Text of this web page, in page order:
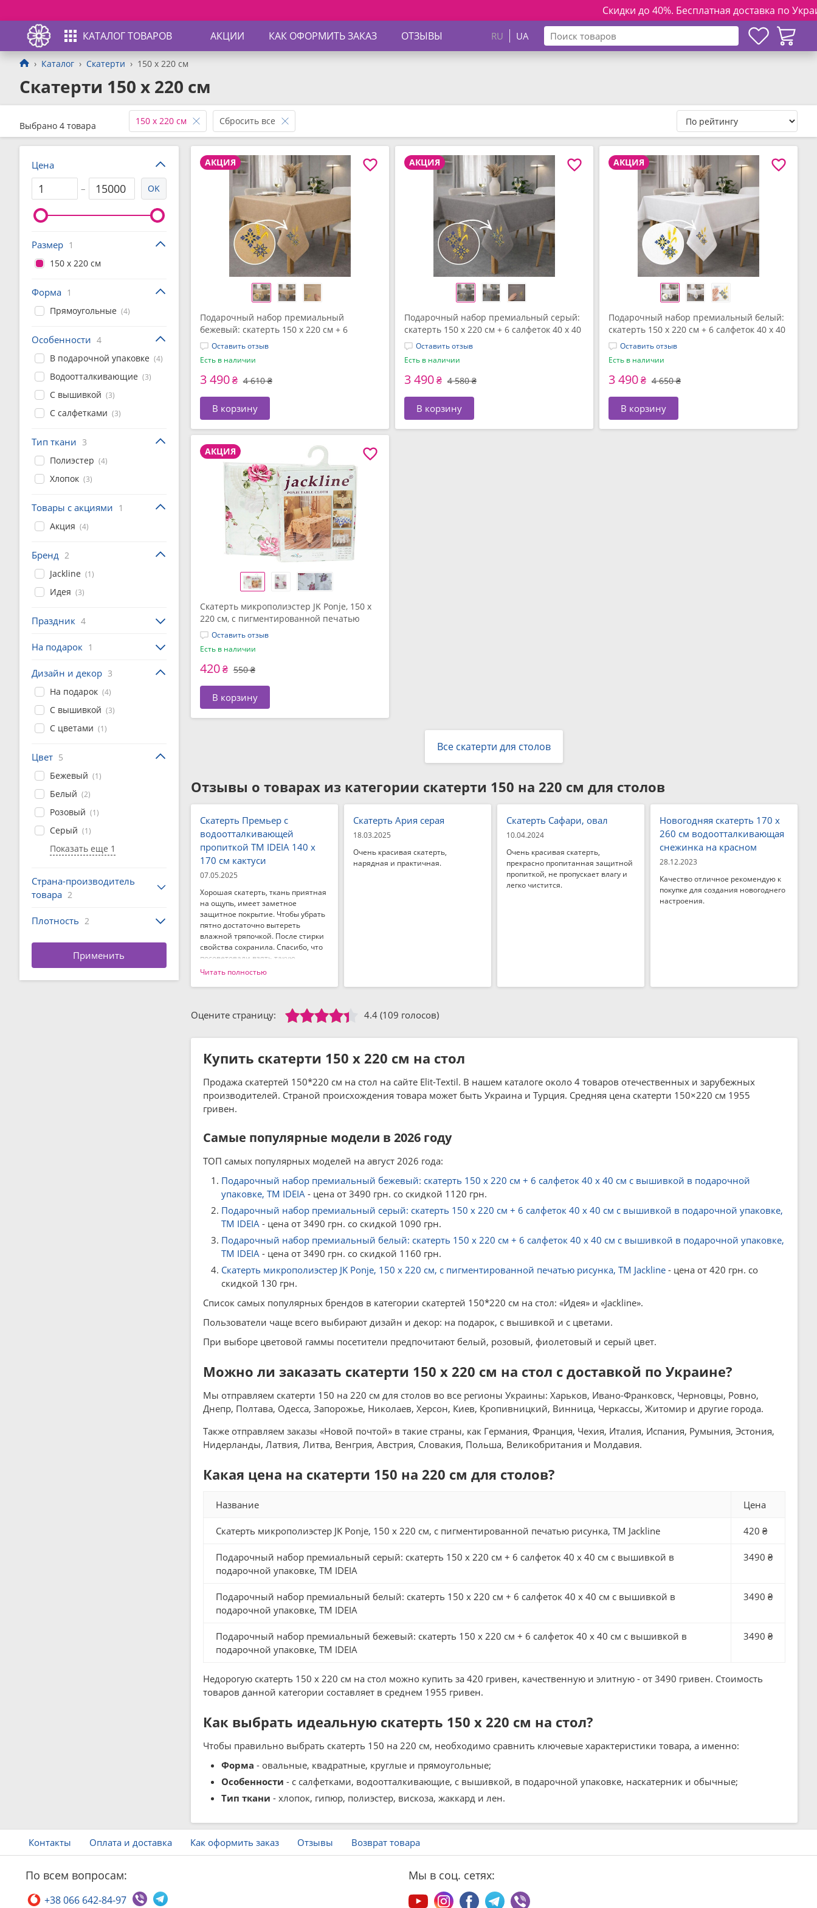
Скидки до 40%. Бесплатная доставка по Украине
КАТАЛОГ ТОВАРОВ
АКЦИИ КАК ОФОРМИТЬ ЗАКАЗ ОТЗЫВЫ RU UA
Каталог Скатерти 150 x 220 см
Скатерти 150 x 220 см
Выбрано 4 товара 150 x 220 см Сбросить все
АКЦИЯ
Подарочный набор премиальный
бежевый: скатерть 150 х 220 см + 6
салфеток 40 х 40 см с вышивкой в ​​
подарочной упаковке, ТМ IDEIA
Оставить отзыв
Есть в наличии
3 490₴ 4 610 ₴
В корзину
АКЦИЯ
Подарочный набор премиальный серый:
скатерть 150 х 220 см + 6 салфеток 40 х 40
см с вышивкой в ​​подарочной упаковке,
ТМ IDEIA
Оставить отзыв
Есть в наличии
3 490₴ 4 580 ₴
В корзину
АКЦИЯ
Подарочный набор премиальный белый:
скатерть 150 х 220 см + 6 салфеток 40 х 40
см с вышивкой в ​​подарочной упаковке,
ТМ IDEIA
Оставить отзыв
Есть в наличии
3 490₴ 4 650 ₴
В корзину
АКЦИЯ
Скатерть микрополиэстер JK Ponje, 150 x
220 см, с пигментированной печатью
рисунка, ТМ Jackline
Оставить отзыв
Есть в наличии
420₴ 550 ₴
В корзину
Все скатерти для столов
Отзывы о товарах из категории скатерти 150 на 220 см для столов
Скатерть Премьер с
водоотталкивающей
пропиткой ТМ IDEIA 140 x
170 см кактуси
07.05.2025
Хорошая скатерть, ткань приятная
на ощупь, имеет заметное
защитное покрытие. Чтобы убрать
пятно достаточно вытереть
влажной тряпочкой. После стирки
свойства сохранила. Спасибо, что
посоветовали взять такую
скатерть!
Преимущества:
промокает, легко удалять пятна.
Читать полностью
Скатерть Ария серая
18.03.2025
Очень красивая скатерть,
нарядная и практичная.
Скатерть Сафари, овал
10.04.2024
Очень красивая скатерть,
прекрасно пропитанная защитной
пропиткой, не пропускает влагу и
легко чистится.
Новогодняя скатерть 170 x
260 см водоотталкивающая
снежинка на красном
28.12.2023
Качество отличное рекомендую к
покупке для создания новогоднего
настроения.
Оцените страницу: 4.4 (109 голосов)
Купить скатерти 150 x 220 см на стол
Продажа скатертей 150*220 см на стол на сайте Elit-Textil. В нашем каталоге около 4 товаров отечественных и зарубежных
производителей. Страной происхождения товара может быть Украина и Турция. Средняя цена скатерти 150×220 см 1955
гривен.
Самые популярные модели в 2026 году
ТОП самых популярных моделей на август 2026 года:
Подарочный набор премиальный бежевый: скатерть 150 х 220 см + 6 салфеток 40 х 40 см с вышивкой в ​​подарочной
упаковке, ТМ IDEIA- цена от 3490 грн. со скидкой 1120 грн.
Подарочный набор премиальный серый: скатерть 150 х 220 см + 6 салфеток 40 х 40 см с вышивкой в ​​подарочной упаковке,
ТМ IDEIA- цена от 3490 грн. со скидкой 1090 грн.
Подарочный набор премиальный белый: скатерть 150 х 220 см + 6 салфеток 40 х 40 см с вышивкой в ​​подарочной упаковке,
ТМ IDEIA- цена от 3490 грн. со скидкой 1160 грн.
Скатерть микрополиэстер JK Ponje, 150 x 220 см, с пигментированной печатью рисунка, ТМ Jackline- цена от 420 грн. со
скидкой 130 грн.
Список самых популярных брендов в категории скатертей 150*220 см на стол: «Идея» и «Jackline».
Пользователи чаще всего выбирают дизайн и декор: на подарок, с вышивкой и с цветами.
При выборе цветовой гаммы посетители предпочитают белый, розовый, фиолетовый и серый цвет.
Можно ли заказать скатерти 150 x 220 см на стол с доставкой по Украине?
Мы отправляем скатерти 150 на 220 см для столов во все регионы Украины: Харьков, Ивано-Франковск, Черновцы, Ровно,
Днепр, Полтава, Одесса, Запорожье, Николаев, Херсон, Киев, Кропивницкий, Винница, Черкассы, Житомир и другие города.
Также отправляем заказы «Новой почтой» в такие страны, как Германия, Франция, Чехия, Италия, Испания, Румыния, Эстония,
Нидерланды, Латвия, Литва, Венгрия, Австрия, Словакия, Польша, Великобритания и Молдавия.
Какая цена на скатерти 150 на 220 см для столов?
Название Цена
Скатерть микрополиэстер JK Ponje, 150 x 220 см, с пигментированной печатью рисунка, ТМ Jackline 420 ₴
Подарочный набор премиальный серый: скатерть 150 х 220 см + 6 салфеток 40 х 40 см с вышивкой в ​​
подарочной упаковке, ТМ IDEIA
3490 ₴
Подарочный набор премиальный белый: скатерть 150 х 220 см + 6 салфеток 40 х 40 см с вышивкой в ​​
подарочной упаковке, ТМ IDEIA
3490 ₴
Подарочный набор премиальный бежевый: скатерть 150 х 220 см + 6 салфеток 40 х 40 см с вышивкой в ​​
подарочной упаковке, ТМ IDEIA
3490 ₴
Недорогую скатерть 150 x 220 см на стол можно купить за 420 гривен, качественную и элитную - от 3490 гривен. Стоимость
товаров данной категории составляет в среднем 1955 гривен.
Как выбрать идеальную скатерть 150 x 220 см на стол?
Чтобы правильно выбрать скатерть 150 на 220 см, необходимо сравнить ключевые характеристики товара, а именно:
Форма - овальные, квадратные, круглые и прямоугольные;
Особенности - с салфетками, водоотталкивающие, с вышивкой, в подарочной упаковке, наскатерник и обычные;
Тип ткани - хлопок, гипюр, полиэстер, вискоза, жаккард и лен.
Цена
–
OK
Размер 1
150 x 220 см
Форма 1
Прямоугольные (4)
Особенности 4
В подарочной упаковке (4)
Водоотталкивающие (3)
С вышивкой (3)
С салфетками (3)
Тип ткани 3
Полиэстер (4)
Хлопок (3)
Товары с акциями 1
Акция (4)
Бренд 2
Jackline (1)
Идея (3)
Праздник 4
На подарок 1
Дизайн и декор 3
На подарок (4)
С вышивкой (3)
С цветами (1)
Цвет 5
Бежевый (1)
Белый (2)
Розовый (1)
Серый (1)
Показать еще 1
Страна-производитель
товара 2
Плотность 2
Контакты Оплата и доставка Как оформить заказ Отзывы Возврат товара
По всем вопросам:
+38 066 642-84-97
Мы в соц. сетях: